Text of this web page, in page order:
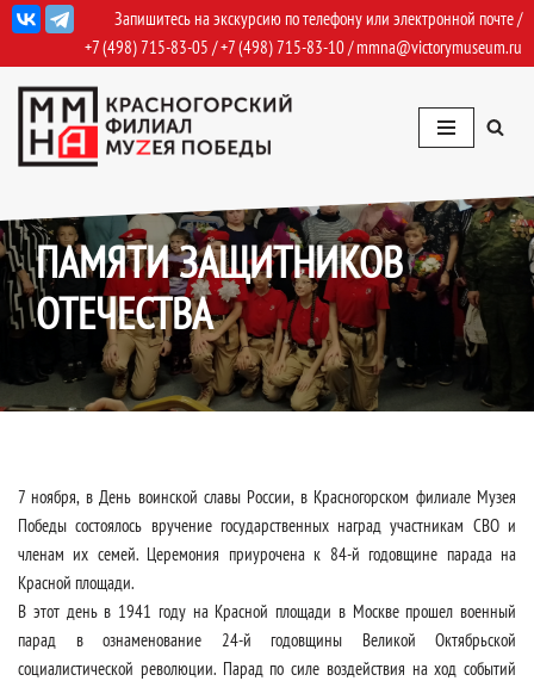
Перейти
к
содержимому
Запишитесь на экскурсию по телефону или электронной почте /
+7 (498) 715-83-05 /+7 (498) 715-83-10/mmna@victorymuseum.ru
ПАМЯТИ ЗАЩИТНИКОВ
ОТЕЧЕСТВА
7 ноября, в День воинской славы России, в Красногорском филиале Музея
Победы состоялось вручение государственных наград участникам СВО и
членам их семей. Церемония приурочена к 84-й годовщине парада на
Красной площади.
В этот день в 1941 году на Красной площади в Москве прошел военный
парад в ознаменование 24-й годовщины Великой Октябрьской
социалистической революции. Парад по силе воздействия на ход событий